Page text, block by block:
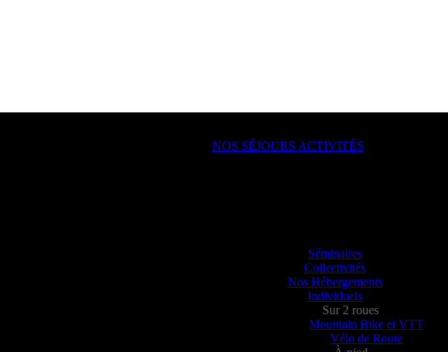
NOS SÉJOURS ACTIVITÉS
Séminaires
Collectivités
Nos Hébergements
Individuels
Sur 2 roues
Mountain Bike et VTT
Vélo de Route